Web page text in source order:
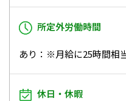
所定外労働時間
あり：※月給に25時間相
休日・休暇